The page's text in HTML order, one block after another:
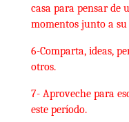
casa para pensar de
momentos junto a
6-Comparta, ideas,
otros.
7- Aproveche para
este período.